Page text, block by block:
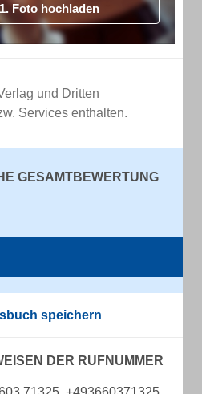
Foto hochladen
und Dritten
Services enthalten.
GESAMTBEWERTUNG
speichern
DER RUFNUMMER